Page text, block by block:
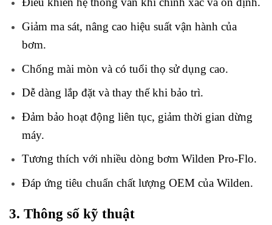
Giảm ma sát, nâng cao hiệu suất vận hành của
bơm.
Chống mài mòn và có tuổi thọ sử dụng cao.
Dễ dàng lắp đặt và thay thế khi bảo trì.
Đảm bảo hoạt động liên tục, giảm thời gian dừng
máy.
Tương thích với nhiều dòng bơm Wilden Pro-Flo.
Đáp ứng tiêu chuẩn chất lượng OEM của Wilden.
3. Thông số kỹ thuật